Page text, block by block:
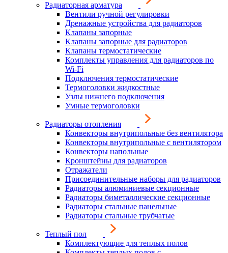
Радиаторная арматура
Вентили ручной регулировки
Дренажные устройства для радиаторов
Клапаны запорные
Клапаны запорные для радиаторов
Клапаны термостатические
Комплекты управления для радиаторов по
Wi-Fi
Подключения термостатические
Термоголовки жидкостные
Узлы нижнего подключения
Умные термоголовки
Радиаторы отопления
Конвекторы внутрипольные без вентилятора
Конвекторы внутрипольные с вентилятором
Конвекторы напольные
Кронштейны для радиаторов
Отражатели
Присоединительные наборы для радиаторов
Радиаторы алюминиевые секционные
Радиаторы биметаллические секционные
Радиаторы стальные панельные
Радиаторы стальные трубчатые
Теплый пол
Комплектующие для теплых полов